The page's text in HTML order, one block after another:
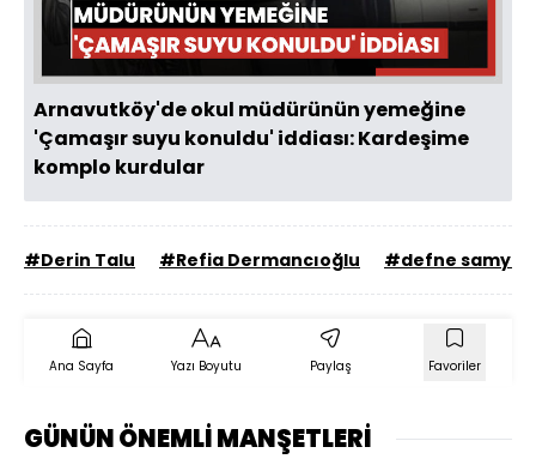
Oynat
Arnavutköy'de okul müdürünün yemeğine
'Çamaşır suyu konuldu' iddiası: Kardeşime
komplo kurdular
#Derin Talu #Refia Dermancıoğlu #defne samyeli
Ana Sayfa Yazı Boyutu Paylaş Favoriler
GÜNÜN ÖNEMLİ MANŞETLERİ